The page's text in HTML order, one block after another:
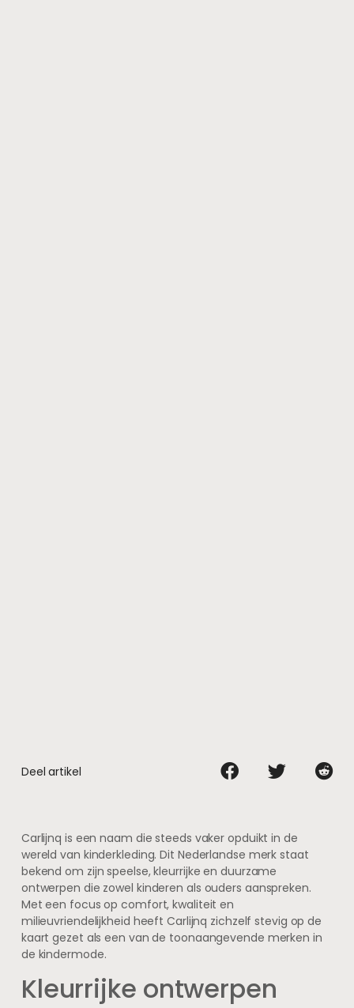
Deel artikel
Carlijnq is een naam die steeds vaker opduikt in de
wereld van kinderkleding. Dit Nederlandse merk staat
bekend om zijn speelse, kleurrijke en duurzame
ontwerpen die zowel kinderen als ouders aanspreken.
Met een focus op comfort, kwaliteit en
milieuvriendelijkheid heeft Carlijnq zichzelf stevig op de
kaart gezet als een van de toonaangevende merken in
de kindermode.
Kleurrijke ontwerpen